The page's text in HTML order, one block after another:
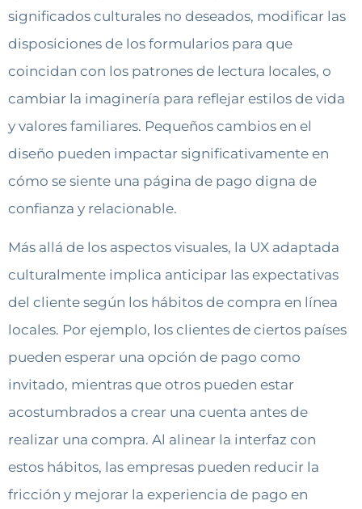
significados culturales no deseados, modificar las
disposiciones de los formularios para que
coincidan con los patrones de lectura locales, o
cambiar la imaginería para reflejar estilos de vida
y valores familiares. Pequeños cambios en el
diseño pueden impactar significativamente en
cómo se siente una página de pago digna de
confianza y relacionable.
Más allá de los aspectos visuales, la UX adaptada
culturalmente implica anticipar las expectativas
del cliente según los hábitos de compra en línea
locales. Por ejemplo, los clientes de ciertos países
pueden esperar una opción de pago como
invitado, mientras que otros pueden estar
acostumbrados a crear una cuenta antes de
realizar una compra. Al alinear la interfaz con
estos hábitos, las empresas pueden reducir la
fricción y mejorar la experiencia de pago en